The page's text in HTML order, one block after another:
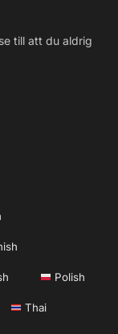
till att du aldrig
Polish
Thai